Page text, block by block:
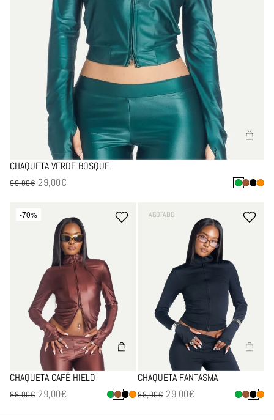
CHAQUETA VERDE BOSQUE
29,00€
Precio de venta
99,00€
-70%
CHAQUETA CAFÉ HIELO
29,00€
Precio de venta
99,00€
-70%
AGOTADO
CHAQUETA FANTASMA
29,00€
Precio de venta
99,00€